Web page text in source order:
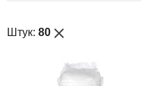
Штук: 80 close